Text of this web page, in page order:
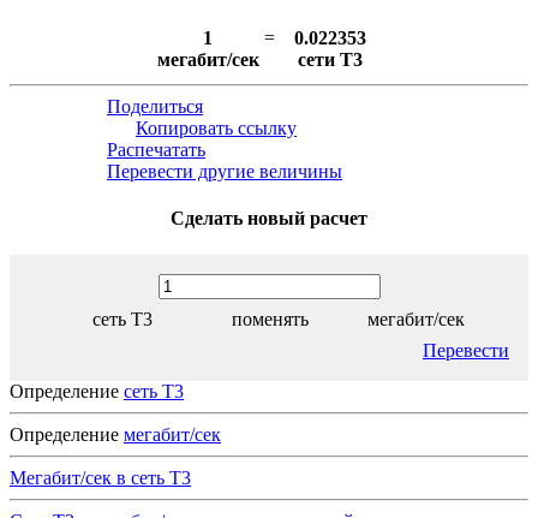
1
мегабит/сек
=
0.022353
сети T3
Поделиться
Копировать ссылку
Распечатать
Перевести другие величины
Сделать новый расчет
сеть T3 поменять
мегабит/сек
Перевести
Определение сеть T3
Определение мегабит/сек
Мегабит/сек в сеть T3